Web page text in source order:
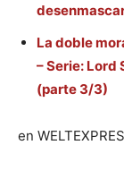
La doble
– Serie:
(parte 3/3)
en